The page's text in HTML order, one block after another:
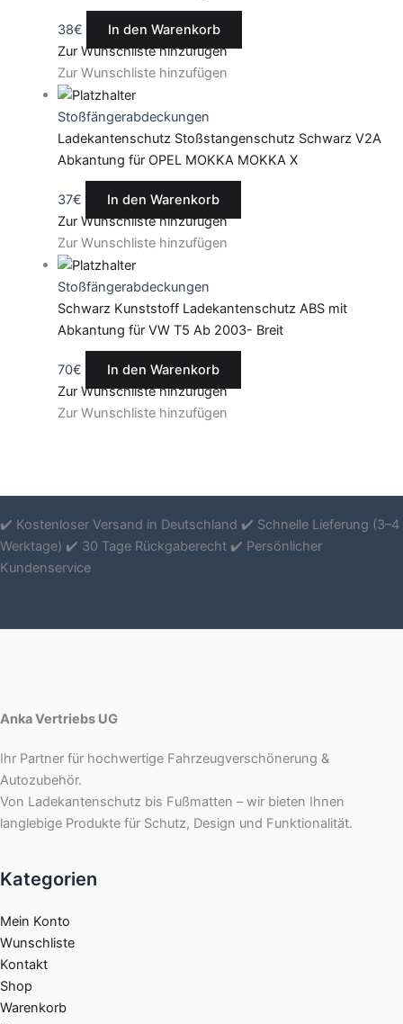
38€
In den Warenkorb
Zur Wunschliste hinzufügen
Zur Wunschliste hinzufügen
Stoßfängerabdeckungen
Ladekantenschutz Stoßstangenschutz Schwarz V2A
Abkantung für OPEL MOKKA MOKKA X
37€
In den Warenkorb
Zur Wunschliste hinzufügen
Zur Wunschliste hinzufügen
Stoßfängerabdeckungen
Schwarz Kunststoff Ladekantenschutz ABS mit
Abkantung für VW T5 Ab 2003- Breit
70€
In den Warenkorb
Zur Wunschliste hinzufügen
Zur Wunschliste hinzufügen
✔️ Kostenloser Versand in Deutschland ✔️ Schnelle Lieferung (3–4
Werktage) ✔️ 30 Tage Rückgaberecht ✔️ Persönlicher
Kundenservice
Anka Vertriebs UG
Ihr Partner für hochwertige Fahrzeugverschönerung &
Autozubehör.
Von Ladekantenschutz bis Fußmatten – wir bieten Ihnen
langlebige Produkte für Schutz, Design und Funktionalität.
Kategorien
Mein Konto
Wunschliste
Kontakt
Shop
Warenkorb